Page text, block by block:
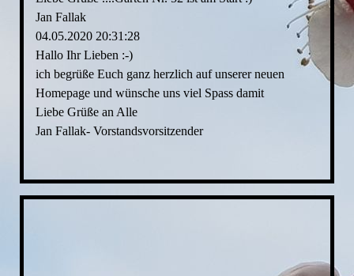
Jan Fallak
04.05.2020 20:31:28
Hallo Ihr Lieben :-)
ich begrüße Euch ganz herzlich auf unserer neuen
Homepage und wünsche uns viel Spass damit
Liebe Grüße an Alle
Jan Fallak- Vorstandsvorsitzender